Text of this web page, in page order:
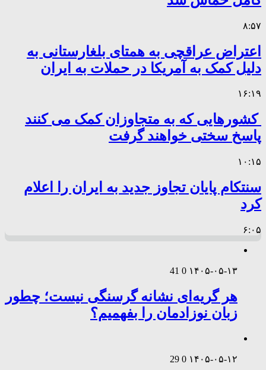
۸:۵۷
اعتراض عراقچی به همتای بلغارستانی به
دلیل کمک به آمریکا در حملات به ایران
۱۶:۱۹
کشورهایی که به متجاوزان کمک می کنند
پاسخ سختی خواهند گرفت
۱۰:۱۵
سنتکام پایان تجاوز جدید به ایران را اعلام
کرد
۶:۰۵
۱۴۰۵-۰۵-۱۳ 0
41
هر گریه‌ای نشانه گرسنگی نیست؛ چطور
زبان نوزادمان را بفهمیم؟
۱۴۰۵-۰۵-۱۲ 0
29